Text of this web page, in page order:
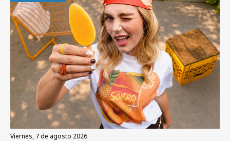
viernes, 7 de agosto 2026